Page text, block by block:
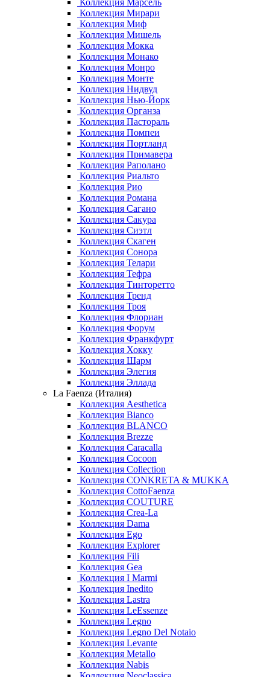
Коллекция Марсель
Коллекция Мирари
Коллекция Миф
Коллекция Мишель
Коллекция Мокка
Коллекция Монако
Коллекция Монро
Коллекция Монте
Коллекция Нидвуд
Коллекция Нью-Йорк
Коллекция Органза
Коллекция Пастораль
Коллекция Помпеи
Коллекция Портланд
Коллекция Примавера
Коллекция Раполано
Коллекция Риальто
Коллекция Рио
Коллекция Романа
Коллекция Сагано
Коллекция Сакура
Коллекция Сиэтл
Коллекция Скаген
Коллекция Сонора
Коллекция Телари
Коллекция Тефра
Коллекция Тинторетто
Коллекция Тренд
Коллекция Троя
Коллекция Флориан
Коллекция Форум
Коллекция Франкфурт
Коллекция Хокку
Коллекция Шарм
Коллекция Элегия
Коллекция Эллада
La Faenza (Италия)
Коллекция Aesthetica
Коллекция Bianco
Коллекция BLANCO
Коллекция Brezze
Коллекция Caracalla
Коллекция Cocoon
Коллекция Collection
Коллекция CONKRETA & MUKKA
Коллекция CottoFaenza
Коллекция COUTURE
Коллекция Crea-La
Коллекция Dama
Коллекция Ego
Коллекция Explorer
Коллекция Fili
Коллекция Gea
Коллекция I Marmi
Коллекция Inedito
Коллекция Lastra
Коллекция LeEssenze
Коллекция Legno
Коллекция Legno Del Notaio
Коллекция Levante
Коллекция Metallo
Коллекция Nabis